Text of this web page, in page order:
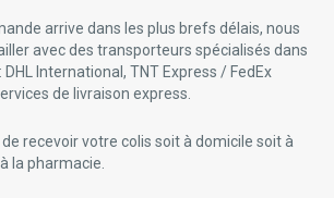
arrive dans les plus brefs délais, nous
avec des transporteurs spécialisés dans
International, TNT Express / FedEx
de livraison express.
recevoir votre colis soit à domicile soit à
la pharmacie.